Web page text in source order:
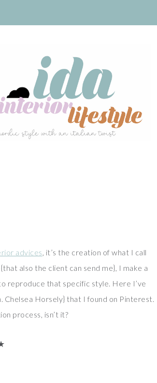
advices, it’s the creation of what I call
also the client can send me}, I make a
reproduce that specific style. Here I’ve
Chelsea Horsely} that I found on Pinterest.
process, isn’t it?